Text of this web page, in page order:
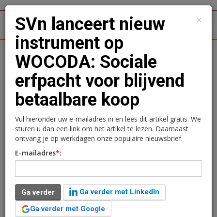
Kantoren Retail
SVn lanceert nieuw
instrument op WOCODA:
Sociale erfpacht voor
blijvend betaalbare koop
Gemeenten zoeken al jaren naar manieren om
betaalbare koopwoningen beschikbaar te houden voor
×
SVn lanceert nieuw
instrument op
WOCODA: Sociale
erfpacht voor blijvend
betaalbare koop
Vul hieronder uw e-mailadres in en lees dit artikel gratis. We
sturen u dan een link om het artikel te lezen. Daarnaast
ontvang je op werkdagen onze populaire nieuwsbrief.
E-mailadres*:
Ga verder
Ga verder met LinkedIn
Ga verder met Google